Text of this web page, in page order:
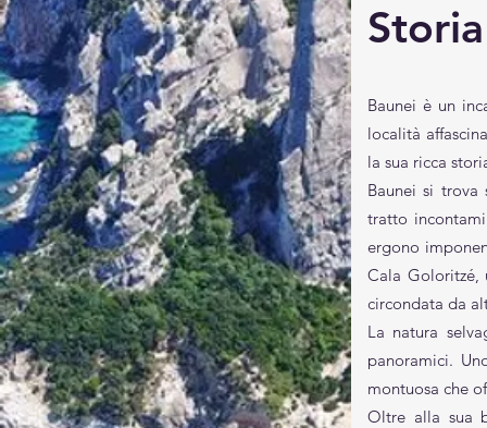
Baunei è un
località
la sua ricca
Baunei si
tratto
ergono
Cala Goloritzé,
circondata da
La natura
panoramici.
montuosa che
Oltre alla sua